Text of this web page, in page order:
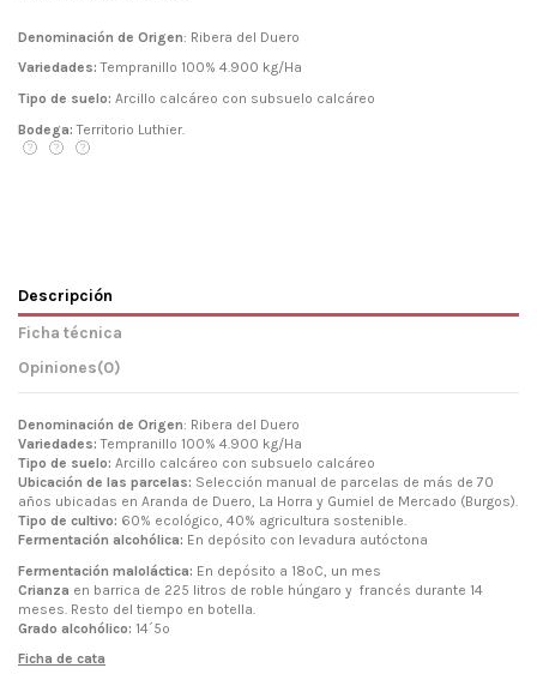
Denominación de Origen: Ribera del Duero
Variedades: Tempranillo 100% 4.900 kg/Ha
Tipo de suelo: Arcillo calcáreo con subsuelo calcáreo
Bodega:Territorio Luthier.
Descripción
Ficha técnica
Opiniones(0)
Denominación de Origen: Ribera del Duero
Variedades: Tempranillo 100% 4.900 kg/Ha
Tipo de suelo: Arcillo calcáreo con subsuelo calcáreo
Ubicación de las parcelas: Selección manual de parcelas de más de 70
años ubicadas en Aranda de Duero, La Horra y Gumiel de Mercado (Burgos).
Tipo de cultivo: 60% ecológico, 40% agricultura sostenible.
Fermentación alcohólica: En depósito con levadura autóctona
Fermentación maloláctica: En depósito a 18ºC, un mes
Crianza en barrica de 225 litros de roble húngaro y francés durante 14
meses. Resto del tiempo en botella.
Grado alcohólico: 14´5º
Ficha de cata